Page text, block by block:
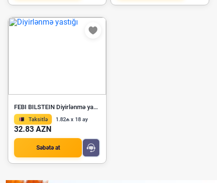
FEBI BILSTEIN Diyirlənmə yastığı 27459
Taksitlə 1.82₼ x 18 ay
32.83 AZN
Səbətə at